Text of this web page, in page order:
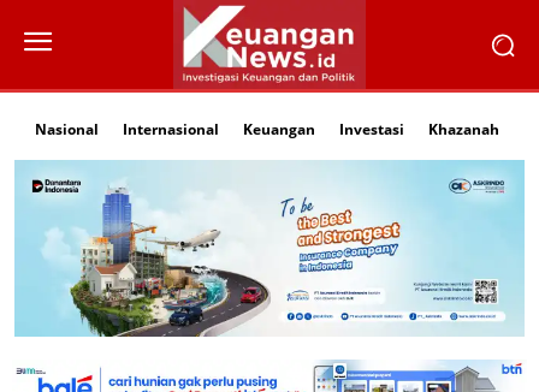
Nasional Internasional Keuangan Investasi Khazanah